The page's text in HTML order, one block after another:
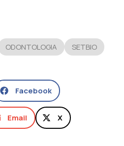
ODONTOLOGIA SETBIO
Facebook
Email X